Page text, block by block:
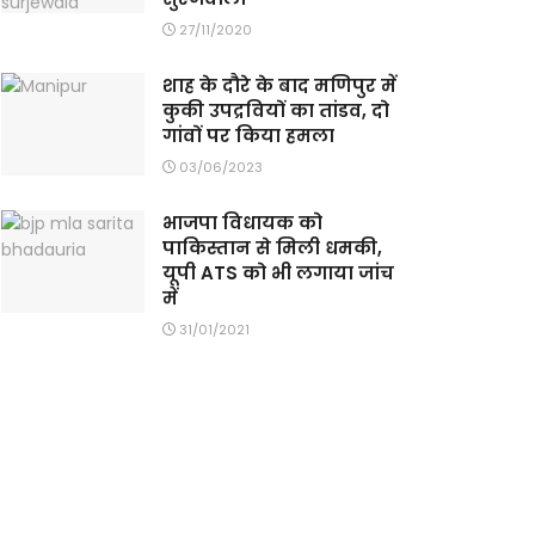
27/11/2020
शाह के दौरे के बाद मणिपुर में
कुकी उपद्रवियों का तांडव, दो
गांवों पर किया हमला
03/06/2023
भाजपा विधायक को
पाकिस्तान से मिली धमकी,
यूपी ATS को भी लगाया जांच
में
31/01/2021